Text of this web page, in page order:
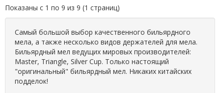
Показаны с 1 по 9 из 9 (1 страниц)
Самый большой выбор качественного бильярдного
мела, а также несколько видов держателей для мела.
Бильярдный мел ведущих мировых производителей:
Master, Triangle, Silver Cup. Только настоящий
"оригинальный" бильярдный мел. Никаких китайских
подделок!